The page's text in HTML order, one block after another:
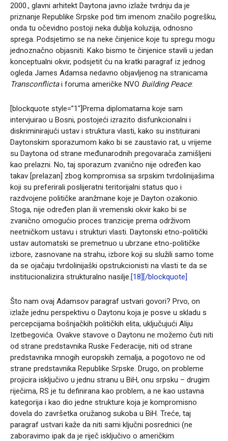
2000., glavni arhitekt Daytona javno izlaže tvrdnju da je
priznanje Republike Srpske pod tim imenom značilo pogrešku,
onda tu očevidno postoji neka dublja koluzija, odnosno
sprega. Podsjetimo se na neke činjenice koje tu spregu mogu
jednoznačno objasniti. Kako bismo te činjenice stavili u jedan
konceptualni okvir, podsjetit ću na kratki paragraf iz jednog
ogleda James Adamsa nedavno objavljenog na stranicama
Transconflictai foruma američke NVO Building Peace:
[blockquote style=”1″]Prema diplomatama koje sam
intervjuirao u Bosni, postojeći izrazito disfunkcionalni i
diskriminirajući ustav i struktura vlasti, kako su instituirani
Daytonskim sporazumom kako bi se zaustavio rat, u vrijeme
su Daytona od strane međunarodnih pregovarača zamišljeni
kao prelazni. No, taj sporazum zvanično nije određen kao
takav [prelazan] zbog kompromisa sa srpskim tvrdolinijašima
koji su preferirali poslijeratni teritorijalni status quo i
razdvojene političke aranžmane koje je Dayton ozakonio.
Stoga, nije određen plan ili vremenski okvir kako bi se
zvanično omogućio proces tranzicije prema održivom
neetničkom ustavu i strukturi vlasti. Daytonski etno-politički
ustav automatski se premetnuo u ubrzane etno-političke
izbore, zasnovane na strahu, izbore koji su služili samo tome
da se ojačaju tvrdolinijaški opstrukcionisti na vlasti te da se
institucionalizira strukturalno nasilje.[18][/blockquote]
Što nam ovaj Adamsov paragraf ustvari govori? Prvo, on
izlaže jednu perspektivu o Daytonu koja je posve u skladu s
percepcijama bošnjačkih političkih elita, uključujući Aliju
Izetbegovića. Ovakve stavove o Daytonu ne možemo čuti niti
od strane predstavnika Ruske Federacije, niti od strane
predstavnika mnogih europskih zemalja, a pogotovo ne od
strane predstavnika Republike Srpske. Drugo, on probleme
projicira isključivo u jednu stranu u BiH, onu srpsku – drugim
riječima, RS je tu definirana kao problem, a ne kao ustavna
kategorija i kao dio jedne strukture koja je kompromisno
dovela do završetka oružanog sukoba u BiH. Treće, taj
paragraf ustvari kaže da niti sami ključni posrednici (ne
zaboravimo ipak da je riječ isključivo o američkim